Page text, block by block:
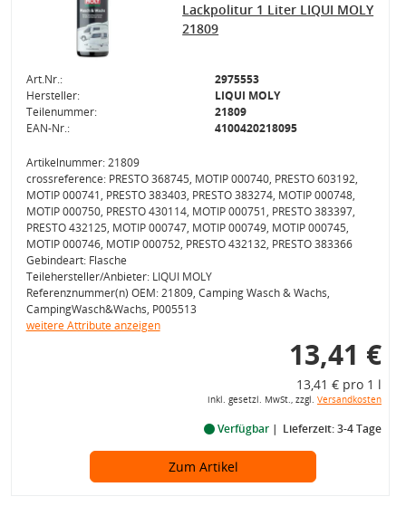
Lackpolitur 1 Liter LIQUI MOLY
21809
Art.Nr.:
2975553
Hersteller:
LIQUI MOLY
Teilenummer:
21809
EAN-Nr.:
4100420218095
Artikelnummer: 21809
crossreference: PRESTO 368745, MOTIP 000740, PRESTO 603192,
MOTIP 000741, PRESTO 383403, PRESTO 383274, MOTIP 000748,
MOTIP 000750, PRESTO 430114, MOTIP 000751, PRESTO 383397,
PRESTO 432125, MOTIP 000747, MOTIP 000749, MOTIP 000745,
MOTIP 000746, MOTIP 000752, PRESTO 432132, PRESTO 383366
Gebindeart: Flasche
Teilehersteller/Anbieter: LIQUI MOLY
Referenznummer(n) OEM: 21809, Camping Wasch & Wachs,
CampingWasch&Wachs, P005513
weitere Attribute anzeigen
13,41 €
13,41 € pro 1 l
inkl. gesetzl. MwSt., zzgl. Versandkosten
Verfügbar Lieferzeit: 3-4 Tage
Zum Artikel